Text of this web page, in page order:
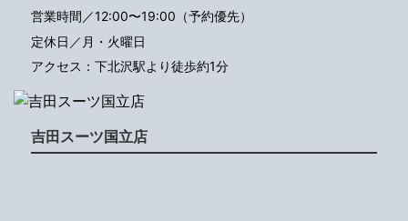
営業時間／12:00〜19:00（予約優先）
定休日／月・火曜日
アクセス：下北沢駅より徒歩約1分
吉田スーツ国立店